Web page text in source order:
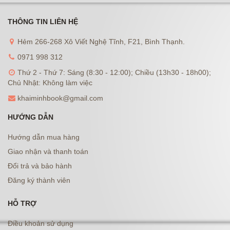
THÔNG TIN LIÊN HỆ
Hẻm 266-268 Xô Viết Nghệ Tĩnh, F21, Bình Thạnh.
0971 998 312
Thứ 2 - Thứ 7: Sáng (8:30 - 12:00); Chiều (13h30 - 18h00);
Chủ Nhật: Không làm việc
khaiminhbook@gmail.com
HƯỚNG DẪN
Hướng dẫn mua hàng
Giao nhận và thanh toán
Đổi trả và bảo hành
Đăng ký thành viên
HỖ TRỢ
Điều khoản sử dụng